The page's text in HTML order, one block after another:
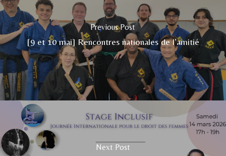
Previous Post
[9 et 10 mai] Rencontres nationales de l’amitié
Next Post